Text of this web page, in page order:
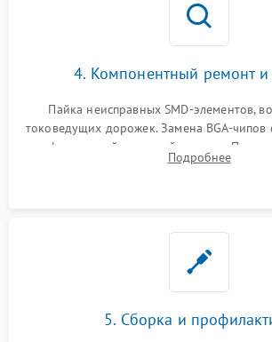
4. Компонентный ремонт и
Пайка неисправных SMD-элементов,
токоведущих дорожек. Замена BGA-чипов
инфракрасной паяльной станции.
BIOS или замена поврежденных
Подробнее
5. Сборка и